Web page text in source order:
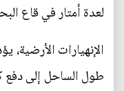
لعدة أمتار في قاع
الإنهيارات
طول الساحل إلى دفع